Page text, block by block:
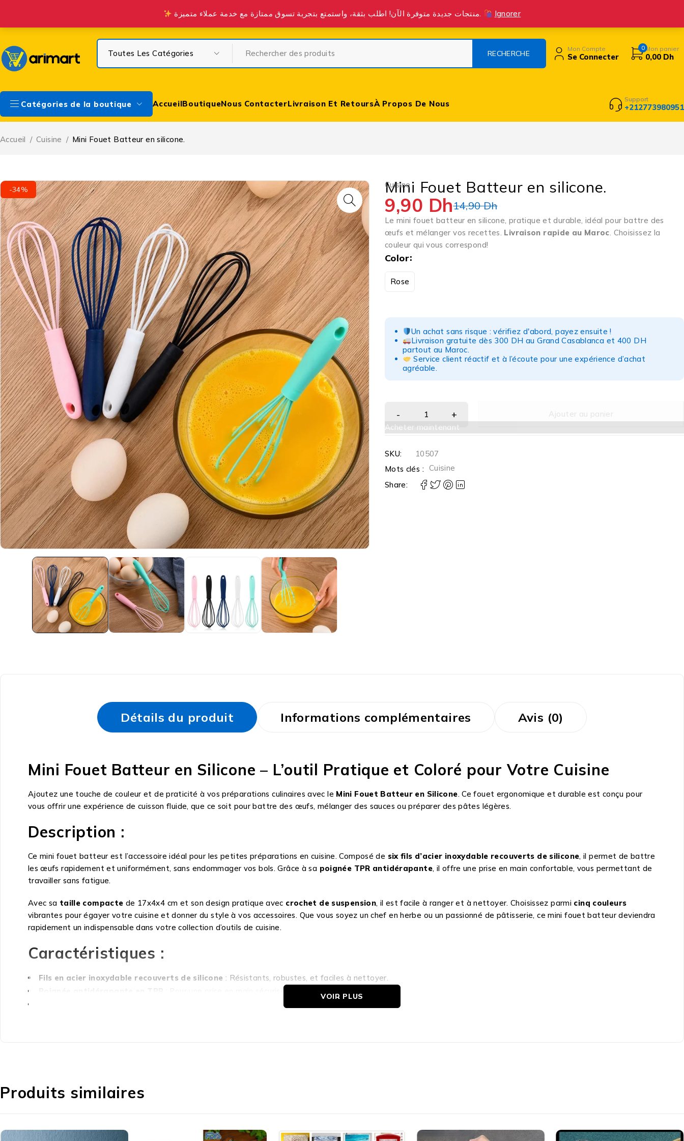
منتجات جديدة متوفرة الآن! اطلب بثقة، واستمتع بتجربة تسوق ممتازة مع خدمة عملاء متميزة. Ignorer
Profitez de la Livraison gratuite à partir de 300 DH sur Casa & à partir de 400 DH partout au Maroc.
Mon Compte
Se Connecter
0 Mon panier
0,00 Dh
Catégories de la boutique AccueilBoutiqueNous ContacterLivraison Et RetoursÀ Propos De Nous Support
+212773980951
Accueil / Cuisine / Mini Fouet Batteur en silicone.
-34% Cuisine
Mini Fouet Batteur en silicone.
14,90Dh
9,90 Dh
Le mini fouet batteur en silicone, pratique et durable, idéal pour battre des
œufs et mélanger vos recettes. Livraison rapide au Maroc. Choisissez la
couleur qui vous correspond!
Color
Rose
Un achat sans risque : vérifiez d'abord, payez ensuite !
Livraison gratuite dès 300 DH au Grand Casablanca et 400 DH
partout au Maroc.
Service client réactif et à l’écoute pour une expérience d’achat
agréable.
Ajouter au panier
Acheter maintenant
SKU:
10507
Mots clés : Cuisine
Share:
Détails du produit Informations complémentaires Avis (0)
Mini Fouet Batteur en Silicone – L’outil Pratique et Coloré pour Votre Cuisine
Ajoutez une touche de couleur et de praticité à vos préparations culinaires avec le Mini Fouet Batteur en Silicone. Ce fouet ergonomique et durable est conçu pour
vous offrir une expérience de cuisson fluide, que ce soit pour battre des œufs, mélanger des sauces ou préparer des pâtes légères.
Description :
Ce mini fouet batteur est l’accessoire idéal pour les petites préparations en cuisine. Composé de six fils d’acier inoxydable recouverts de silicone, il permet de battre
les œufs rapidement et uniformément, sans endommager vos bols. Grâce à sa poignée TPR antidérapante, il offre une prise en main confortable, vous permettant de
travailler sans fatigue.
Avec sa taille compacte de 17x4x4 cm et son design pratique avec crochet de suspension, il est facile à ranger et à nettoyer. Choisissez parmi cinq couleurs
vibrantes pour égayer votre cuisine et donner du style à vos accessoires. Que vous soyez un chef en herbe ou un passionné de pâtisserie, ce mini fouet batteur deviendra
rapidement un indispensable dans votre collection d’outils de cuisine.
Caractéristiques :
Fils en acier inoxydable recouverts de silicone : Résistants, robustes, et faciles à nettoyer.
: Pour un rangement facile et pratique.
VOIR PLUS
Produits similaires